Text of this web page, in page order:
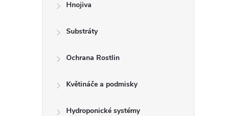
Hnojiva
Substráty
Ochrana Rostlin
Květináče a podmisky
Hydroponické systémy